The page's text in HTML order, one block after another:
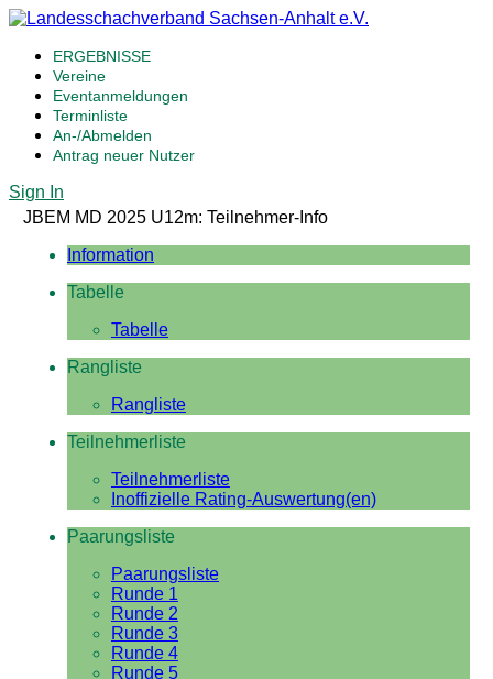
ERGEBNISSE
Vereine
Eventanmeldungen
Terminliste
An-/Abmelden
Antrag neuer Nutzer
Sign In
JBEM MD 2025 U12m: Teilnehmer-Info
Information
Tabelle
Tabelle
Rangliste
Rangliste
Teilnehmerliste
Teilnehmerliste
Inoffizielle Rating-Auswertung(en)
Paarungsliste
Paarungsliste
Runde 1
Runde 2
Runde 3
Runde 4
Runde 5